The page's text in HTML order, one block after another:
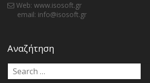
Web: www.isosoft.gr
email: info@isosoft.gr
Αναζήτηση